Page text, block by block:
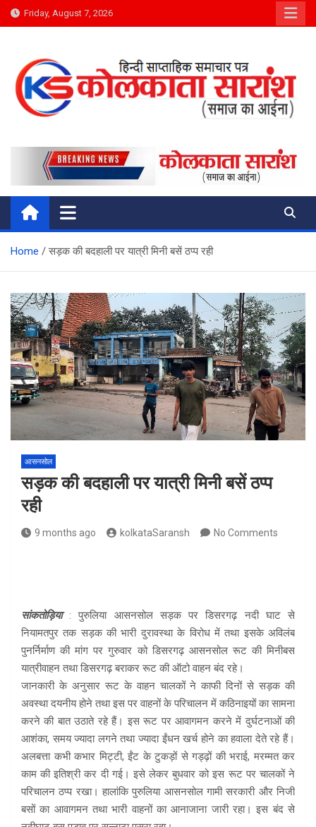
Skip
to
Friday, August 7, 2026
Kolkata Saransh News
समाज का आईना
Home सड़क की बदहाली पर यात्री मिनी बसें ठप्प रही
आसनसोल
सड़क की बदहाली पर यात्री मिनी बसें ठप्प
रही
9 months ago kolkataSaransh No Comments
सांकतोड़िया: पुरुलिया आसनसोल सड़क पर डिसरगढ़ नदी घाट से
नियामतपुर तक सड़क की भारी दुरावस्था के विरोध में तथा इसके अविलंब
पुनर्निर्माण की मांग पर गुरुवार को डिसरगढ़ आसनसोल रूट की मिनीबस
यात्रीवाहन तथा डिसरगढ़ बराकर रूट की ऑटो वाहन बंद रहे।
जानकारी के अनुसार रूट के वाहन चालकों ने काफी दिनों से सड़क की
अवस्था दयनीय होने तथा इस पर वाहनों के परिचालन में कठिनाइयों का सामना
करने की बात उठाते रहे हैं। इस रूट पर आवागमन करने में दुर्घटनाओं की
आशंका, समय ज्यादा लगने तथा ज्यादा ईंधन खर्च होने का हवाला देते रहे हैं।
अलबत्ता कभी कभार मिट्टी, ईंट के टुकड़ों से गड्ढ़ों की भराई, मरम्मत कर
काम की इतिश्री कर दी गई। इसे लेकर बुधवार को इस रूट पर चालकों ने
परिचालन ठप्प रखा। हालांकि पुरुलिया आसनसोल गामी सरकारी और निजी
बसों का आवागमन तथा भारी वाहनों का आनाजाना जारी रहा। इस बंद से